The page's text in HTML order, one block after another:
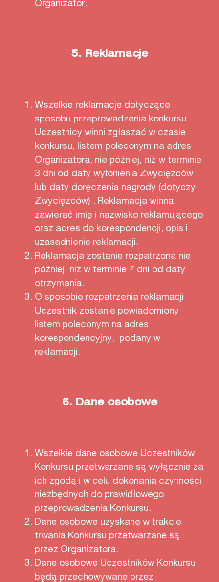
Organizator.
5. Reklamacje
Wszelkie reklamacje dotyczące
sposobu przeprowadzenia konkursu
Uczestnicy winni zgłaszać w czasie
konkursu, listem poleconym na adres
Organizatora, nie później, niż w terminie
3 dni od daty wyłonienia Zwycięzców
lub daty doręczenia nagrody (dotyczy
Zwycięzców) . Reklamacja winna
zawierać imię i nazwisko reklamującego
oraz adres do korespondencji, opis i
uzasadnienie reklamacji.
Reklamacja zostanie rozpatrzona nie
później, niż w terminie 7 dni od daty
otrzymania.
O sposobie rozpatrzenia reklamacji
Uczestnik zostanie powiadomiony
listem poleconym na adres
korespondencyjny, podany w
reklamacji.
6. Dane osobowe
Wszelkie dane osobowe Uczestników
Konkursu przetwarzane są wyłącznie za
ich zgodą i w celu dokonania czynności
niezbędnych do prawidłowego
przeprowadzenia Konkursu.
Dane osobowe uzyskane w trakcie
trwania Konkursu przetwarzane są
przez Organizatora.
Dane osobowe Uczestników Konkursu
będą przechowywane przez